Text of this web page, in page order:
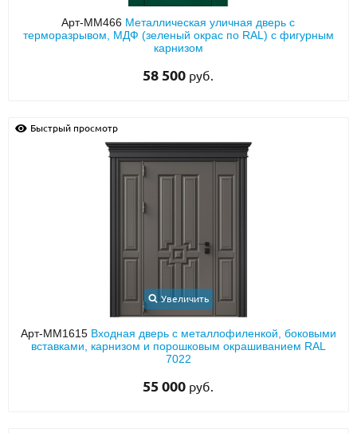
Арт-ММ466 Металлическая уличная дверь с
терморазрывом, МДФ (зеленый окрас по RAL) с фигурным
карнизом
58 500 руб.
Быстрый просмотр
Увеличить
Арт-ММ1615 Входная дверь с металлофиленкой, боковыми
вставками, карнизом и порошковым окрашиванием RAL
7022
55 000 руб.